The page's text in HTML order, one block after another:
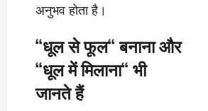
अनुभव होता है।
“धूल से फूल“ बनाना और
“धूल में मिलाना“ भी
जानते हैं